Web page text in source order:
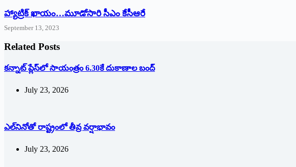
హ్యాట్రిక్‌ ‌ఖాయం…మూడోసారి సీఎం కేసీఆరే
September 13, 2023
Related Posts
క‌న్నాట్ ప్లేస్‌లో సాయంత్రం 6.30కే దుకాణాల బంద్‌
July 23, 2026
ఎల్‌నినోతో రాష్ట్రంలో తీవ్ర వర్షాభావం
July 23, 2026